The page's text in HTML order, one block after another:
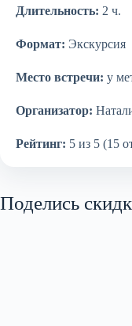
Длительность: 2 ч.
Формат: Экскурсия
Место встречи: у
Организатор:
Рейтинг: 5 из 5 (15
Поделись